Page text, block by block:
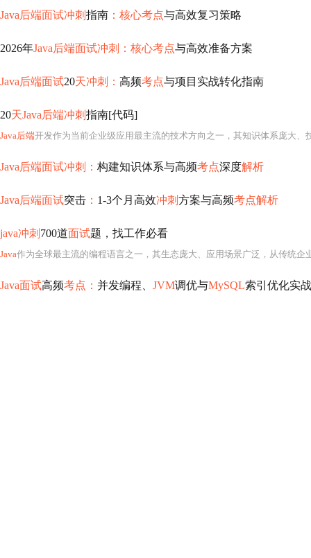
Java后端面试冲刺指南 ：核心考点与高效复习策略
2026年Java后端面试冲刺：核心考点与高效准备方案
Java后端面试20天冲刺： 高频考点与项目实战转化指南
20天Java后端冲刺指南[代码]
Java后端开发作为当前企业级应用最主流的技术方向之一，其知识体系庞大、技术栈纵深且实践性极强，尤其对应届生而言，既面临校招时间窗口短、
Java后端面试冲刺： 构建知识体系与高频考点深度解析
Java后端面试突击 ： 1-3个月高效冲刺方案与高频考点解析
java冲刺 700道面试题，找工作必看
Java作为全球最主流的编程语言之一，其生态庞大、应用场景广泛，从传统企
Java面试高频考点： 并发编程、 JVM调优与MySQL索引优化实战